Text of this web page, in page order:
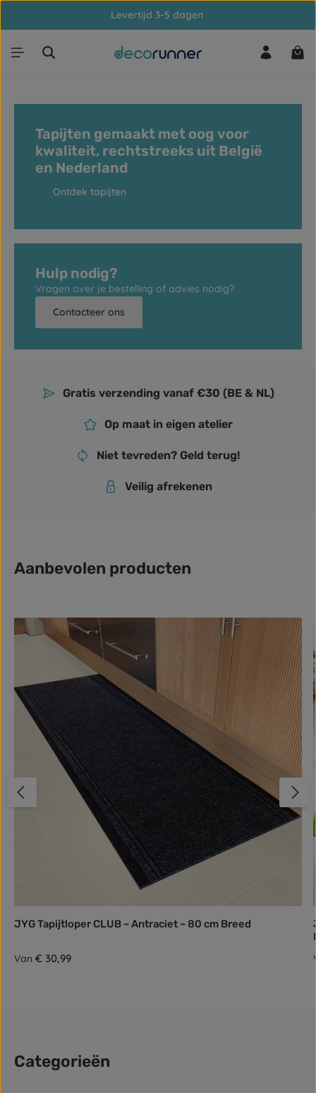
Ga naar de hoofdinhoudLevertijd 3-5 dagen
Tapijten gemaakt met oog voor
kwaliteit, rechtstreeks uit België
en Nederland
Ontdek tapijten
Hulp nodig?
Vragen over je bestelling of advies nodig?
Contacteer ons
Gratis verzending vanaf €30 (BE & NL)
Op maat in eigen atelier
Niet tevreden? Geld terug!
Veilig afrekenen
Aanbevolen producten
Productgalerij overslaan
JYG Tapijtloper CLUB – Antraciet – 80 cm Breed
Normale prijs:
Van € 30,99
Categorieën